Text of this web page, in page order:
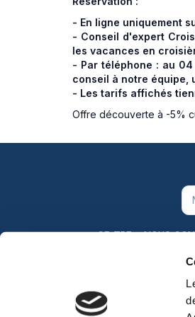
- En ligne uniquement
- Conseil d'expert
les vacances en
- Par téléphone : au
conseil à notre équipe,
- Les tarifs affichés
Offre découverte à -5%
CE-TPE NOUS
FAQ